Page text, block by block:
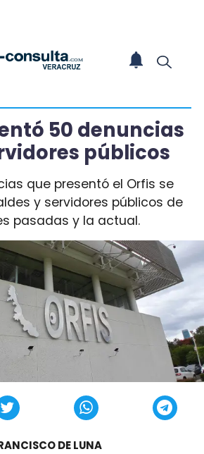
50 denuncias
públicos
que presentó el Orfis se
y servidores públicos de
pasadas y la actual.
DE LUNA